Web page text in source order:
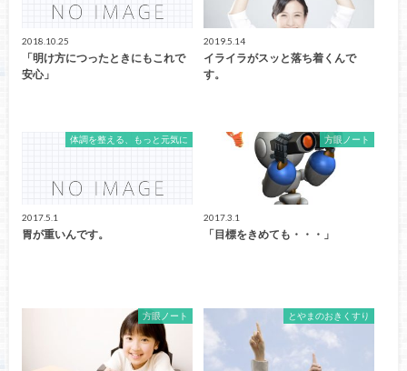
2018.10.25
「明け方につったときにもこれで
安心」
2019.5.14
イライラがスッと落ち着くんで
す。
体調を整える、もっと元気に
2017.5.1
胃が重いんです。
方眼ノート
2017.3.1
「目標をきめても・・・」
方眼ノート とやまのおきくすり